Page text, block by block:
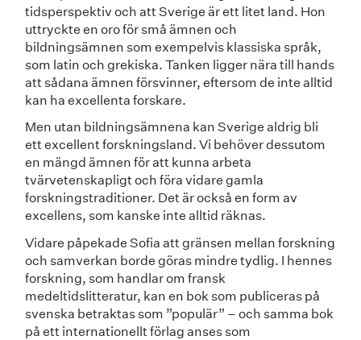
tidsperspektiv och att Sverige är ett litet land. Hon
uttryckte en oro för små ämnen och
bildningsämnen som exempelvis klassiska språk,
som latin och grekiska. Tanken ligger nära till hands
att sådana ämnen försvinner, eftersom de inte alltid
kan ha excellenta forskare.
Men utan bildningsämnena kan Sverige aldrig bli
ett excellent forskningsland. Vi behöver dessutom
en mängd ämnen för att kunna arbeta
tvärvetenskapligt och föra vidare gamla
forskningstraditioner. Det är också en form av
excellens, som kanske inte alltid räknas.
Vidare påpekade Sofia att gränsen mellan forskning
och samverkan borde göras mindre tydlig. I hennes
forskning, som handlar om fransk
medeltidslitteratur, kan en bok som publiceras på
svenska betraktas som ”populär” – och samma bok
på ett internationellt förlag anses som